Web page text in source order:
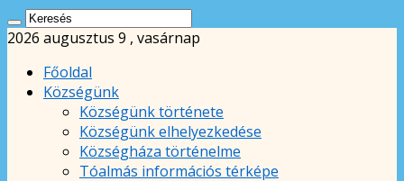
2026 augusztus 9 , vasárnap
Főoldal
Községünk
Községünk története
Községünk elhelyezkedése
Községháza történelme
Tóalmás információs térképe